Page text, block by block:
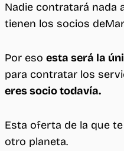
Nadie contratará nada
tienen los socios
Por eso esta será la
para contratar los
eres socio todavía.
Esta oferta de la que
otro planeta.